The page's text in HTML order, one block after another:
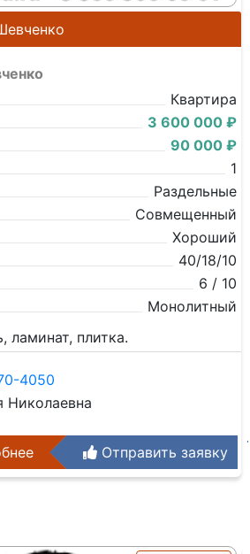
Квартира
3 600 000 ₽
90 000 ₽
1
Раздельные
Совмещенный
Хороший
40/18/10
6 / 10
Монолитный
ламинат, плитка.
4050
Николаевна
Отправить заявку